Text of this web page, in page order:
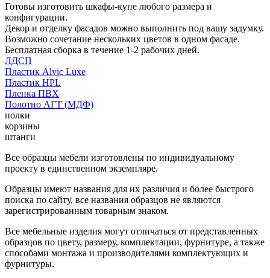
Готовы изготовить шкафы-купе любого размера и
конфигурации.
Декор и отделку фасадов можно выполнить под вашу задумку.
Возможно сочетание нескольких цветов в одном фасаде.
Бесплатная сборка в течение 1-2 рабочих дней.
ЛДСП
Пластик Alvic Luxe
Пластик HPL
Пленка ПВХ
Полотно АГТ (МДФ)
полки
корзины
штанги
Все образцы мебели изготовлены по индивидуальному
проекту в единственном экземпляре.
Образцы имеют названия для их различия и более быстрого
поиска по сайту, все названия образцов не являются
зарегистрированным товарным знаком.
Все мебельные изделия могут отличаться от представленных
образцов по цвету, размеру, комплектации, фурнитуре, а также
способами монтажа и производителями комплектующих и
фурнитуры.